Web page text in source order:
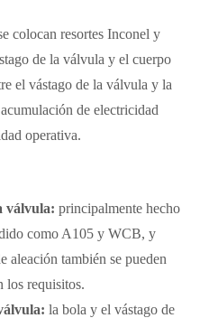
colocan resortes Inconel y
de la válvula y el cuerpo
el vástago de la válvula y la
de electricidad
operativa.
válvula: principalmente hecho
como A105 y WCB, y
aleación también se pueden
los requisitos.
la bola y el vástago de